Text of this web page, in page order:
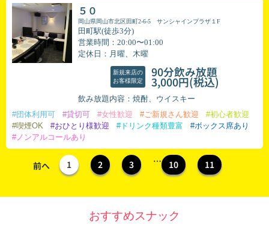
５０
岡山県岡山市北区田町2-6-5 サンシャインプラザ１F
田町駅(徒歩3分)
営業時間：20:00〜01:00
定休日：月曜、木曜
新規来店の
お客様限定
90分飲み放題
3,000円(税込)
飲み放題内容：焼酎、ウイスキー
#団体利用可 #貸切可 #女性歓迎 #ご新規さん歓迎
#初心者歓迎
#喫煙OK
#おひとり様歓迎 #ドリンク種類豊富
#ボックス席あり
#ノンアルコールあり
前へ 1 2 3 … 10 11
おすすめスナック